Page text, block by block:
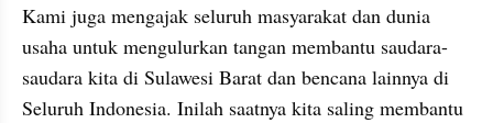
Kami juga mengajak seluruh masyarakat dan dunia
usaha untuk mengulurkan tangan membantu saudara-
saudara kita di Sulawesi Barat dan bencana lainnya di
Seluruh Indonesia. Inilah saatnya kita saling membantu